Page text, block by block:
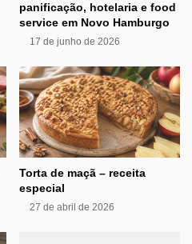
panificação, hotelaria e food
service em Novo Hamburgo
17 de junho de 2026
Torta de maçã – receita
especial
27 de abril de 2026